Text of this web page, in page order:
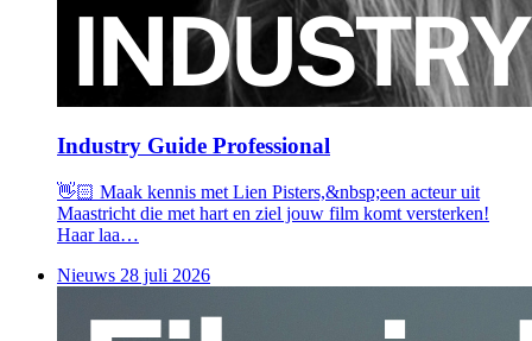
Industry Guide Professional
👋🏻 Maak kennis met Lien Pisters,&nbsp;een acteur uit
Maastricht die met hart en ziel jouw film komt versterken!
Haar laa…
Nieuws 28 juli 2026